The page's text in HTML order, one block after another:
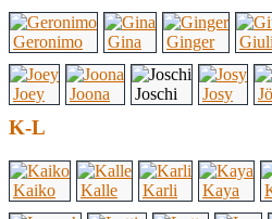
Geronimo Gina Ginger
Joey Joona Joschi Josy
K-L
Kaiko Kalle Karli Kaya